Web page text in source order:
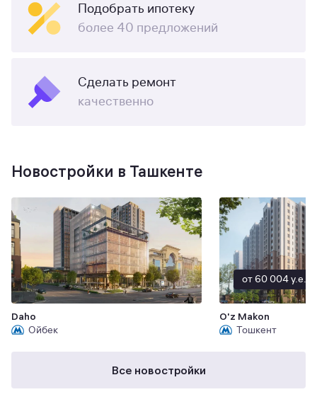
Подобрать ипотеку
более 40 предложений
Сделать ремонт
качественно
Новостройки в Ташкенте
Daho
Ойбек
от 60 004 y.e.
O'z Makon
Тошкент
Все новостройки